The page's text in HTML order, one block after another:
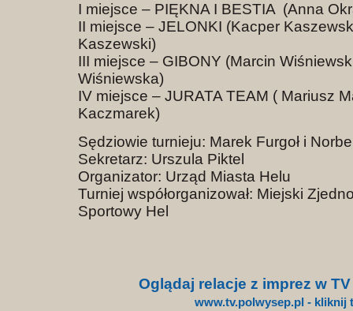
I miejsce – PIĘKNA I BESTIA (Anna
II miejsce – JELONKI (Kacper
Kaszewski)
III miejsce – GIBONY (Marcin
Wiśniewska)
IV miejsce – JURATA TEAM ( Mariusz
Kaczmarek)
Sędziowie turnieju: Marek Furgoł i
Sekretarz: Urszula Piktel
Organizator: Urząd Miasta Helu
Turniej współorganizował: Miejski
Sportowy Hel
Oglądaj relacje z imprez w
www.tv.polwysep.pl - kliknij